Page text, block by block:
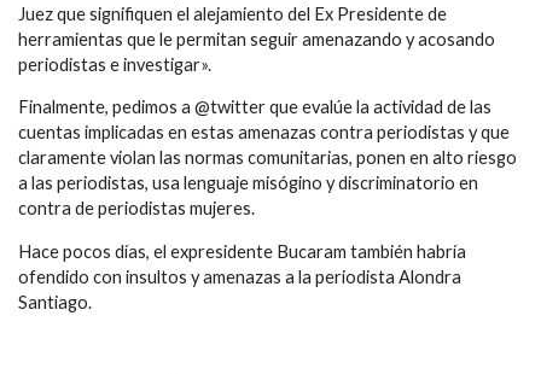
Juez que signifiquen el alejamiento del Ex Presidente de
herramientas que le permitan seguir amenazando y acosando
periodistas e investigar».
Finalmente, pedimos a @twitter que evalúe la actividad de las
cuentas implicadas en estas amenazas contra periodistas y que
claramente violan las normas comunitarias, ponen en alto riesgo
a las periodistas, usa lenguaje misógino y discriminatorio en
contra de periodistas mujeres.
Hace pocos días, el expresidente Bucaram también habría
ofendido con insultos y amenazas a la periodista Alondra
Santiago.